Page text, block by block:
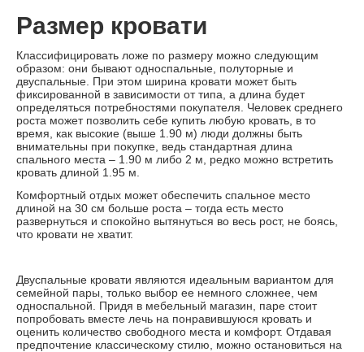
Размер кровати
Классифицировать ложе по размеру можно следующим
образом: они бывают односпальные, полуторные и
двуспальные. При этом ширина кровати может быть
фиксированной в зависимости от типа, а длина будет
определяться потребностями покупателя. Человек среднего
роста может позволить себе купить любую кровать, в то
время, как высокие (выше 1.90 м) люди должны быть
внимательны при покупке, ведь стандартная длина
спального места – 1.90 м либо 2 м, редко можно встретить
кровать длиной 1.95 м.
Комфортный отдых может обеспечить спальное место
длиной на 30 см больше роста – тогда есть место
развернуться и спокойно вытянуться во весь рост, не боясь,
что кровати не хватит.
Двуспальные кровати являются идеальным вариантом для
семейной пары, только выбор ее немного сложнее, чем
односпальной. Придя в мебельный магазин, паре стоит
попробовать вместе лечь на понравившуюся кровать и
оценить количество свободного места и комфорт. Отдавая
предпочтение классическому стилю, можно остановиться на